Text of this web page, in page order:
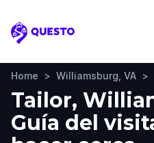
Questo
Home > Williamsburg, VA >
Tailor,
Guía del